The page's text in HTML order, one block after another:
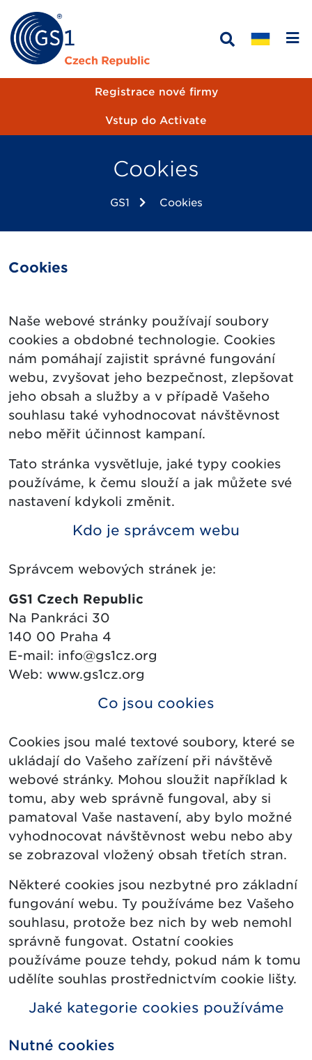
Registrace nové firmy
Vstup do Activate
Cookies
GS1 Cookies
Cookies
Naše webové stránky používají soubory
cookies a obdobné technologie. Cookies
nám pomáhají zajistit správné fungování
webu, zvyšovat jeho bezpečnost, zlepšovat
jeho obsah a služby a v případě Vašeho
souhlasu také vyhodnocovat návštěvnost
nebo měřit účinnost kampaní.
Tato stránka vysvětluje, jaké typy cookies
používáme, k čemu slouží a jak můžete své
nastavení kdykoli změnit.
Kdo je správcem webu
Správcem webových stránek je:
GS1 Czech Republic
Na Pankráci 30
140 00 Praha 4
E-mail: info@gs1cz.org
Web: www.gs1cz.org
Co jsou cookies
Cookies jsou malé textové soubory, které se
ukládají do Vašeho zařízení při návštěvě
webové stránky. Mohou sloužit například k
tomu, aby web správně fungoval, aby si
pamatoval Vaše nastavení, aby bylo možné
vyhodnocovat návštěvnost webu nebo aby
se zobrazoval vložený obsah třetích stran.
Některé cookies jsou nezbytné pro základní
fungování webu. Ty používáme bez Vašeho
souhlasu, protože bez nich by web nemohl
správně fungovat. Ostatní cookies
používáme pouze tehdy, pokud nám k tomu
udělíte souhlas prostřednictvím cookie lišty.
Jaké kategorie cookies používáme
Nutné cookies